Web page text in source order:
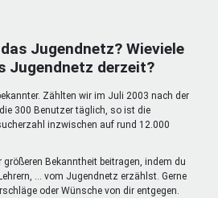
Jugendnetz? Wieviele
Jugendnetz derzeit?
Zählten wir im Juli 2003 nach der
300 Benutzer täglich, so ist die
inzwischen auf rund 12.000
Bekanntheit beitragen, indem du
... vom Jugendnetz erzählst. Gerne
oder Wünsche von dir entgegen.